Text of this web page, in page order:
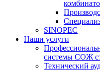
SINOPEC
Наши услуги
системы СОЖ
Технический